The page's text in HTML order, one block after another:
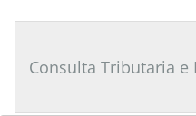
Tributario
Consulta Tributaria e